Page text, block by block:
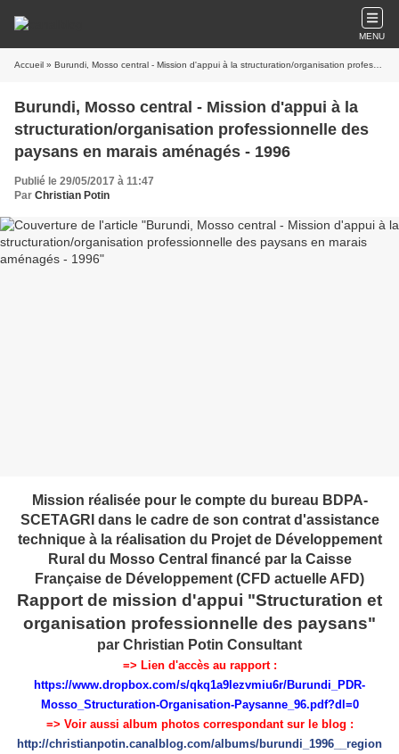
MENU
Accueil » Burundi, Mosso central - Mission d'appui à la structuration/organisation professionnelle des paysans en marais aménagés - 1996
Burundi, Mosso central - Mission d'appui à la
structuration/organisation professionnelle des
paysans en marais aménagés - 1996
Publié le 29/05/2017 à 11:47
Par Christian Potin
Mission réalisée pour le compte du bureau BDPA-
SCETAGRI dans le cadre de son contrat d'assistance
technique à la réalisation du Projet de Développement
Rural du Mosso Central financé par la Caisse
Française de Développement (CFD actuelle AFD)
Rapport de mission d'appui "Structuration et
organisation professionnelle des paysans"
par Christian Potin Consultant
=> Lien d'accès au rapport :
https://www.dropbox.com/s/qkq1a9lezvmiu6r/Burundi_PDR-
Mosso_Structuration-Organisation-Paysanne_96.pdf?dl=0
=> Voir aussi album photos correspondant sur le blog :
http://christianpotin.canalblog.com/albums/burundi_1996__region